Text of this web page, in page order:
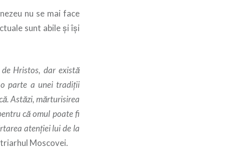
nu se mai face
sunt abile şi îşi
Hristos, dar există
parte a unei tradiţii
Astăzi, mărturisirea
că omul poate fi
atenţiei lui de la
Moscovei.